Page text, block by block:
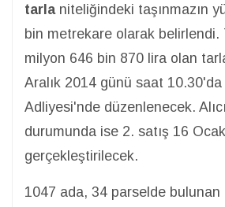
tarla niteliğindeki taşınmazın
bin metrekare olarak belirlendi.
milyon 646 bin 870 lira olan
Aralık 2014 günü saat
Adliyesi'nde düzenlenecek.
durumunda ise 2. satış 16
gerçekleştirilecek.
1047 ada, 34 parselde bulunan